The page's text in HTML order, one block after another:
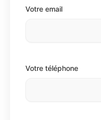
Votre email
Votre téléphone